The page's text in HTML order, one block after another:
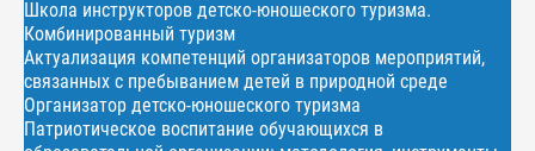
Школа инструкторов детско-юношеского туризма.
Комбинированный туризм
Актуализация компетенций организаторов мероприятий,
связанных с пребыванием детей в природной среде
Организатор детско-юношеского туризма
Патриотическое воспитание обучающихся в